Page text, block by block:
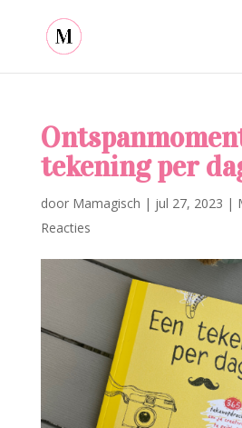
tekening per
door Mamagisch | jul 27, 2023 |
Reacties